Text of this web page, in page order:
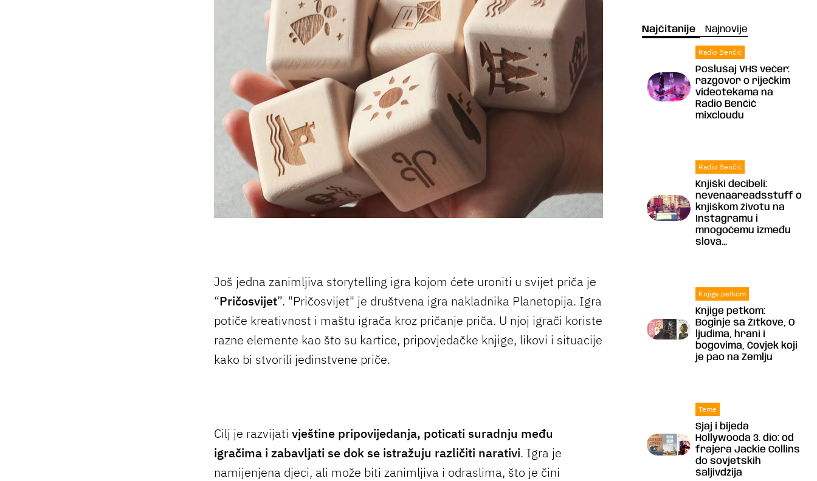
Još jedna zanimljiva storytelling igra kojom ćete uroniti u svijet priča je
“Pričosvijet”. "Pričosvijet" je društvena igra nakladnika Planetopija. Igra
potiče kreativnost i maštu igrača kroz pričanje priča. U njoj igrači koriste
razne elemente kao što su kartice, pripovjedačke knjige, likovi i situacije
kako bi stvorili jedinstvene priče.
Cilj je razvijati vještine pripovijedanja, poticati suradnju među
igračima i zabavljati se dok se istražuju različiti narativi. Igra je
namijenjena djeci, ali može biti zanimljiva i odraslima, što je čini
Najčitanije Najnovije
Radio Benčić
Poslušaj VHS večer:
razgovor o riječkim
videotekama na
Radio Benčić
mixcloudu
Radio Benčić
Knjiški decibeli:
nevenaareadsstuff o
knjiškom životu na
Instagramu i
mnogočemu između
slova...
Knjige petkom
Knjige petkom:
Boginje sa Žítkove, O
ljudima, hrani i
bogovima, Čovjek koji
je pao na Zemlju
Teme
Sjaj i bijeda
Hollywooda 3. dio: od
frajera Jackie Collins
do sovjetskih
šaljivdžija